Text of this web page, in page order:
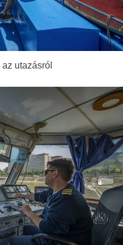
utazásról